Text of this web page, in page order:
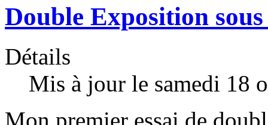
Double Exposition
Détails
Mis à jour le samedi 18
Mon premier essai de